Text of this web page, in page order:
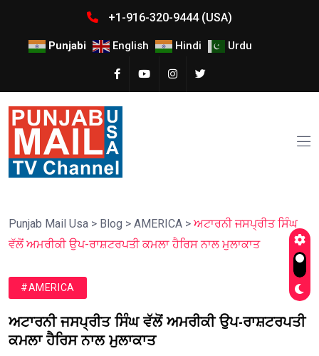
+1-916-320-9444 (USA)
Punjabi English Hindi Urdu
Punjab Mail Usa > Blog > AMERICA > ਅਟਾਰਨੀ ਜਸਪ੍ਰੀਤ ਸਿੰਘ
ਵੱਲੋਂ ਅਮਰੀਕੀ ਉਪ-ਰਾਸ਼ਟਰਪਤੀ ਕਮਲਾ ਹੈਰਿਸ ਨਾਲ ਮੁਲਾਕਾਤ
#AMERICA
ਅਟਾਰਨੀ ਜਸਪ੍ਰੀਤ ਸਿੰਘ ਵੱਲੋਂ ਅਮਰੀਕੀ ਉਪ-ਰਾਸ਼ਟਰਪਤੀ
ਕਮਲਾ ਹੈਰਿਸ ਨਾਲ ਮੁਲਾਕਾਤ